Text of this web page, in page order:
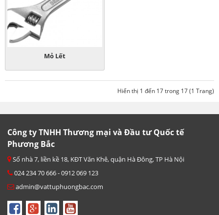
Mỏ Lết
Hiển thị 1 đến 17 trong 17 (1 Trang)
Công ty TNHH Thương mại và Đầu tư Quốc tế
Phương Bắc
Số nhà 7, liền kề 18, KĐT Văn Khê, quận Hà Đông, TP Hà Nội
024 234 70 666 - 0912 069 123
admin@vattuphuongbac.com